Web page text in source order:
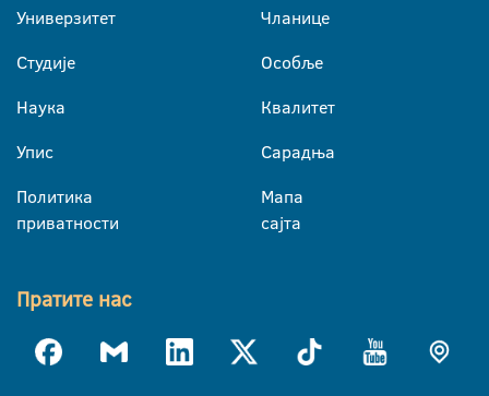
Универзитет
Студије
Наука
Упис
Политика
приватности
Чланице
Особље
Квалитет
Сарадња
Мапа
сајта
Пратите нас